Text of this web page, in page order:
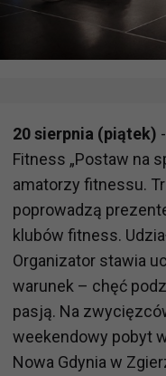
20 sierpnia (piątek)
Fitness „Postaw na
amatorzy fitnessu.
poprowadzą
klubów fitness.
Organizator stawia
warunek – chęć
pasją. Na
weekendowy pobyt
Nowa Gdynia w